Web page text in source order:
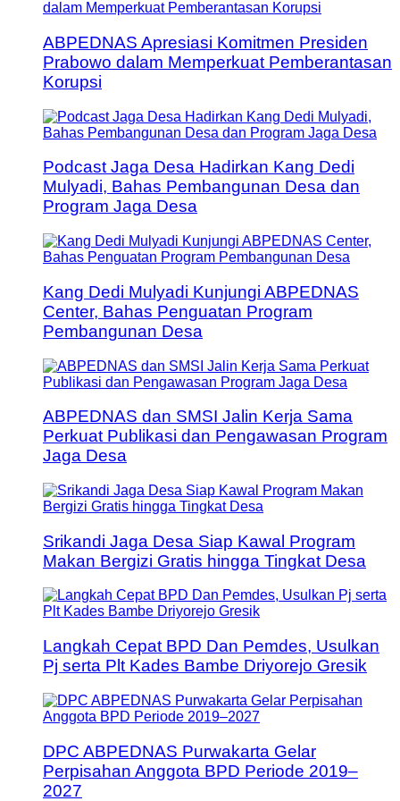
ABPEDNAS Apresiasi Komitmen Presiden
Prabowo dalam Memperkuat Pemberantasan
Korupsi
Podcast Jaga Desa Hadirkan Kang Dedi
Mulyadi, Bahas Pembangunan Desa dan
Program Jaga Desa
Kang Dedi Mulyadi Kunjungi ABPEDNAS
Center, Bahas Penguatan Program
Pembangunan Desa
ABPEDNAS dan SMSI Jalin Kerja Sama
Perkuat Publikasi dan Pengawasan Program
Jaga Desa
Srikandi Jaga Desa Siap Kawal Program
Makan Bergizi Gratis hingga Tingkat Desa
Langkah Cepat BPD Dan Pemdes, Usulkan
Pj serta Plt Kades Bambe Driyorejo Gresik
DPC ABPEDNAS Purwakarta Gelar
Perpisahan Anggota BPD Periode 2019–
2027